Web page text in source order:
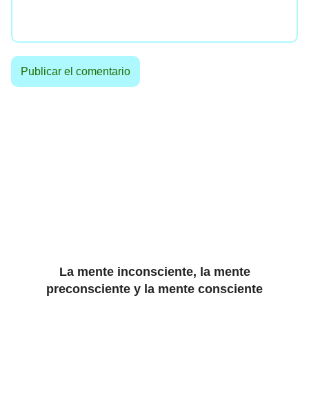
La mente inconsciente, la mente
preconsciente y la mente consciente